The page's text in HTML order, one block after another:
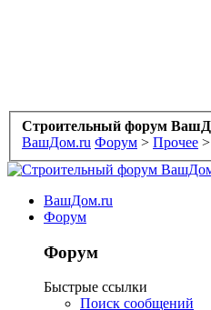
Строительный форум
ВашДом.ru Форум > Прочее >
ВашДом.ru
Форум
Форум
Быстрые ссылки
Поиск сообщений